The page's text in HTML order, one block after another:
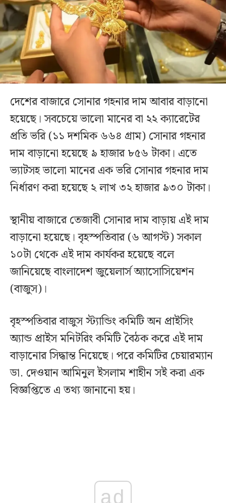
দেশের বাজারে সোনার গহনার দাম আবার বাড়ানো
হয়েছে। সবচেয়ে ভালো মানের বা ২২ ক্যারেটের
প্রতি ভরি (১১ দশমিক ৬৬৪ গ্রাম) সোনার গহনার
দাম বাড়ানো হয়েছে ৯ হাজার ৮৫৬ টাকা। এতে
ভ্যাটসহ ভালো মানের এক ভরি সোনার গহনার দাম
নির্ধারণ করা হয়েছে ২ লাখ ৩২ হাজার ৯৩০ টাকা।
স্থানীয় বাজারে তেজাবী সোনার দাম বাড়ায় এই দাম
বাড়ানো হয়েছে। বৃহস্পতিবার (৬ আগস্ট) সকাল
১০টা থেকে এই দাম কার্যকর হয়েছে বলে
জানিয়েছে বাংলাদেশ জুয়েলার্স অ্যাসোসিয়েশন
(বাজুস)।
বৃহস্পতিবার বাজুস স্ট্যান্ডিং কমিটি অন প্রাইসিং
অ্যান্ড প্রাইস মনিটরিং কমিটি বৈঠক করে এই দাম
বাড়ানোর সিদ্ধান্ত নিয়েছে। পরে কমিটির চেয়ারম্যান
ডা. দেওয়ান আমিনুল ইসলাম শাহীন সই করা এক
বিজ্ঞপ্তিতে এ তথ্য জানানো হয়।
ad